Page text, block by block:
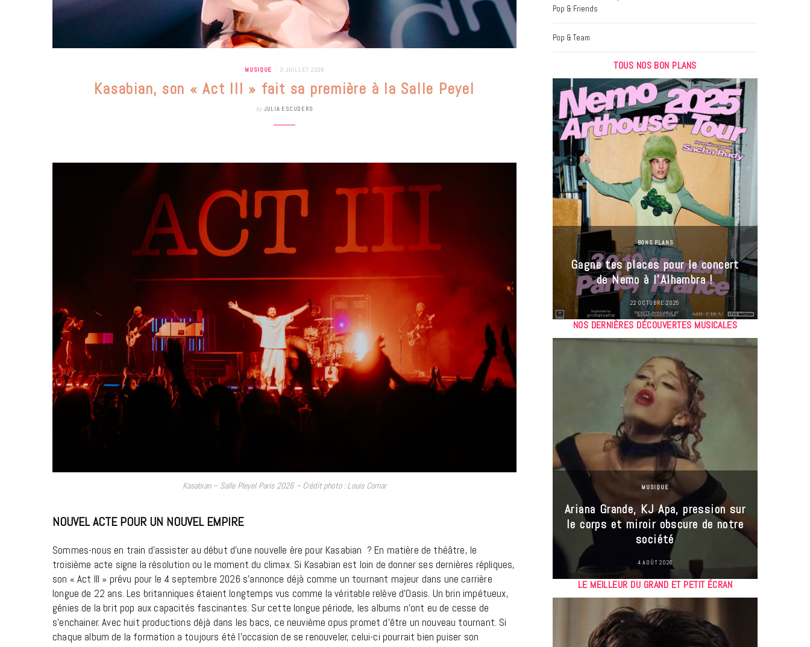
MUSIQUE 3 JUILLET 2026
Kasabian, son « Act III » fait sa première à la Salle Peyel
by JULIA ESCUDERO
Kasabian – Salle Pleyel Paris 2026 – Crédit photo : Louis Comar
NOUVEL ACTE POUR UN NOUVEL EMPIRE
Sommes-nous en train d’assister au début d’une nouvelle ère pour Kasabian ? En matière de théâtre, le
troisième acte signe la résolution ou le moment du climax. Si Kasabian est loin de donner ses dernières répliques,
son « Act III » prévu pour le 4 septembre 2026 s’annonce déjà comme un tournant majeur dans une carrière
longue de 22 ans. Les britanniques étaient longtemps vus comme la véritable relève d’Oasis. Un brin impétueux,
génies de la brit pop aux capacités fascinantes. Sur cette longue période, les albums n’ont eu de cesse de
s’enchainer. Avec huit productions déjà dans les bacs, ce neuvième opus promet d’être un nouveau tournant. Si
chaque album de la formation a toujours été l’occasion de se renouveler, celui-ci pourrait bien puiser son
Pop & Friends
Pop & Team
TOUS NOS BON PLANS
Les Eclatantes : une soirée entre
à la Cité des Sciences
14 DÉCEMBRE 2022
BONS PLANS
Gagne tes places pour le concert
de Nemo à l’Alhambra !
22 OCTOBRE 2025
NOS DERNIÈRES DÉCOUVERTES MUSICALES
18 JUILLET 2026
MUSIQUE
Ariana Grande, KJ Apa, pression sur
le corps et miroir obscure de notre
société
4 AOÛT 2026
LE MEILLEUR DU GRAND ET PETIT ÉCRAN